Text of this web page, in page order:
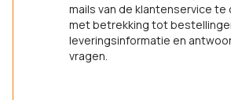
mails van de klantenservice te
met betrekking tot
leveringsinformatie en
vragen.